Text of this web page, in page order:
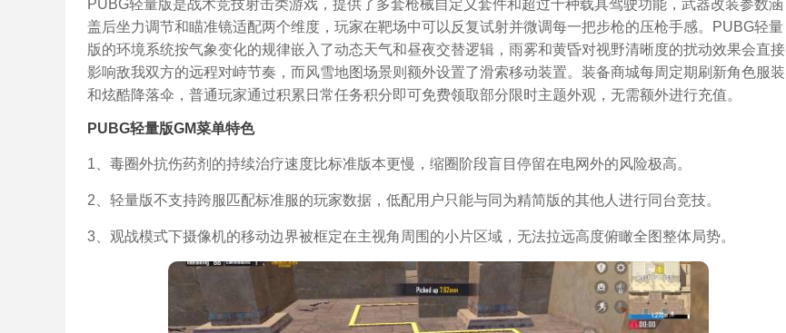
PUBG轻量版是战术竞技射击类游戏，提供了多套枪械自定义套件和超过十种载具驾驶功能，武器改装参数涵
盖后坐力调节和瞄准镜适配两个维度，玩家在靶场中可以反复试射并微调每一把步枪的压枪手感。PUBG轻量
版的环境系统按气象变化的规律嵌入了动态天气和昼夜交替逻辑，雨雾和黄昏对视野清晰度的扰动效果会直接
影响敌我双方的远程对峙节奏，而风雪地图场景则额外设置了滑索移动装置。装备商城每周定期刷新角色服装
和炫酷降落伞，普通玩家通过积累日常任务积分即可免费领取部分限时主题外观，无需额外进行充值。
PUBG轻量版GM菜单特色
1、毒圈外抗伤药剂的持续治疗速度比标准版本更慢，缩圈阶段盲目停留在电网外的风险极高。
2、轻量版不支持跨服匹配标准服的玩家数据，低配用户只能与同为精简版的其他人进行同台竞技。
3、观战模式下摄像机的移动边界被框定在主视角周围的小片区域，无法拉远高度俯瞰全图整体局势。